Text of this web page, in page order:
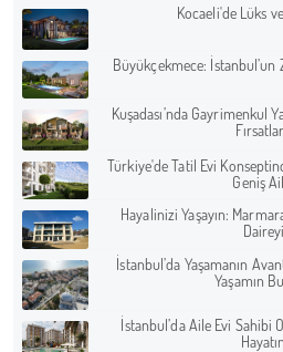
Kocaeli'de Lüks
Büyükçekmece: İstanbul’un
Kuşadası’nda Gayrimenkul
Türkiye'de Tatil Evi
Geniş
Hayalinizi Yaşayın:
İstanbul’da Yaşamanın
Yaşamın
İstanbul’da Aile Evi Sahibi